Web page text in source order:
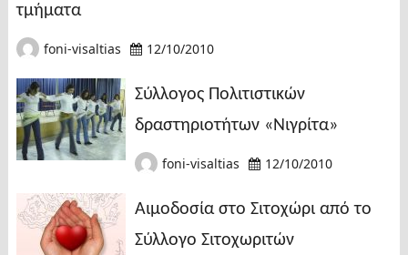
τμήματα
foni-visaltias 12/10/2010
Σύλλογος Πολιτιστικών
δραστηριοτήτων «Νιγρίτα»
foni-visaltias 12/10/2010
Αιμοδοσία στο Σιτοχώρι από το
Σύλλογο Σιτοχωριτών